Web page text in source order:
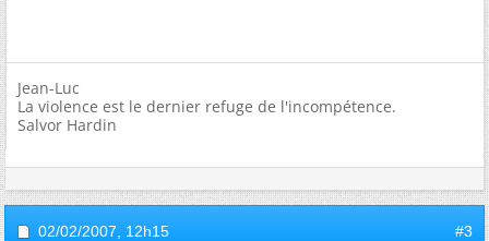
Jean-Luc
La violence est le dernier refuge de l'incompétence.
Salvor Hardin
02/02/2007, 12h15 #3